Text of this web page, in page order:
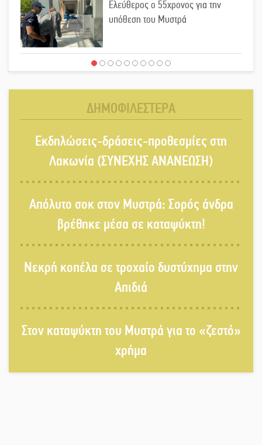
Ελεύθερος ο 55χρονος για την
υπόθεση του Μυστρά
Ποδοσφαιρικό αντάμωμα για τους
Λαϊκή Σπάρτης
Ελλάδας Beach Soccer ο Π.
Μαρτσούκος
τραγελαφικά των «κληρονόμων»
του: Νέες εικόνες φέρνουν στο φως
άγνωστες «δίνες» στην επιφάνειά
του
ΔΗΜΟΦΙΛΕΣΤΕΡΑ
Εκδηλώσεις-δράσεις-προθεσμίες στη
Λακωνία (ΣΥΝΕΧΗΣ ΑΝΑΝΕΩΣΗ)
Απόλυτο σοκ στον Μυστρά: Σορός άνδρα
βρέθηκε μέσα σε καταψύκτη!
Νεκρή κοπέλα σε τροχαίο δυστύχημα στην
Απιδιά
Στον καταψύκτη του Μυστρά για το «ζεστό»
χρήμα